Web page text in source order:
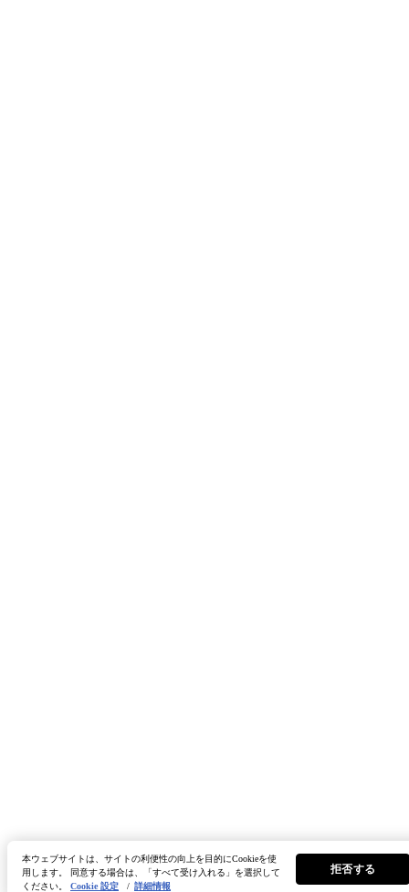
本ウェブサイトは、サイトの利便性の向上を目的にCookieを使
用します。 同意する場合は、「すべて受け入れる」を選択して
ください。 Cookie 設定 / 詳細情報
拒否する